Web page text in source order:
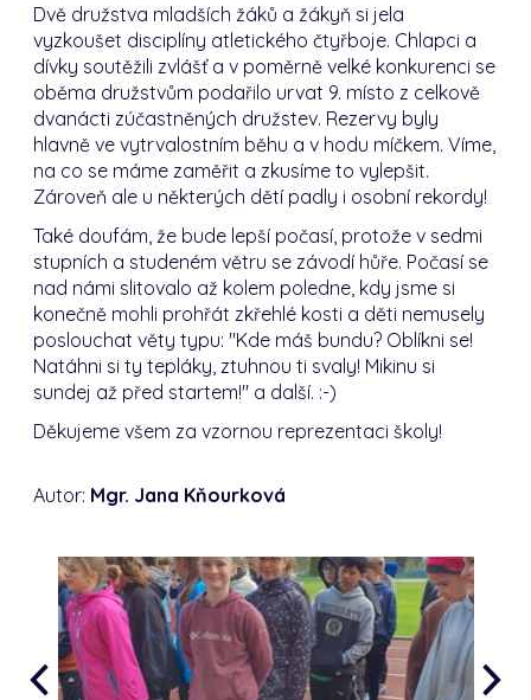
Dvě družstva mladších žáků a žákyň si jela
vyzkoušet disciplíny atletického čtyřboje. Chlapci a
dívky soutěžili zvlášť a v poměrně velké konkurenci se
oběma družstvům podařilo urvat 9. místo z celkově
dvanácti zúčastněných družstev. Rezervy byly
hlavně ve vytrvalostním běhu a v hodu míčkem.Víme,
na co se máme zaměřit a zkusíme to vylepšit.
Zároveň ale u některých dětí padly i osobní rekordy!
Také doufám, že bude lepší počasí, protože v sedmi
stupních a studeném větru se závodí hůře. Počasí se
nad námi slitovalo až kolem poledne, kdy jsme si
konečně mohli prohřát zkřehlé kosti a děti nemusely
poslouchat věty typu: "Kde máš bundu? Oblíkni se!
Natáhni si ty tepláky, ztuhnou ti svaly! Mikinu si
sundej až před startem!" a další. :-)
Děkujeme všem za vzornou reprezentaci školy!
Autor: Mgr. Jana Kňourková